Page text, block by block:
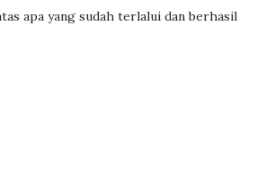
apa yang sudah terlalui dan berhasil